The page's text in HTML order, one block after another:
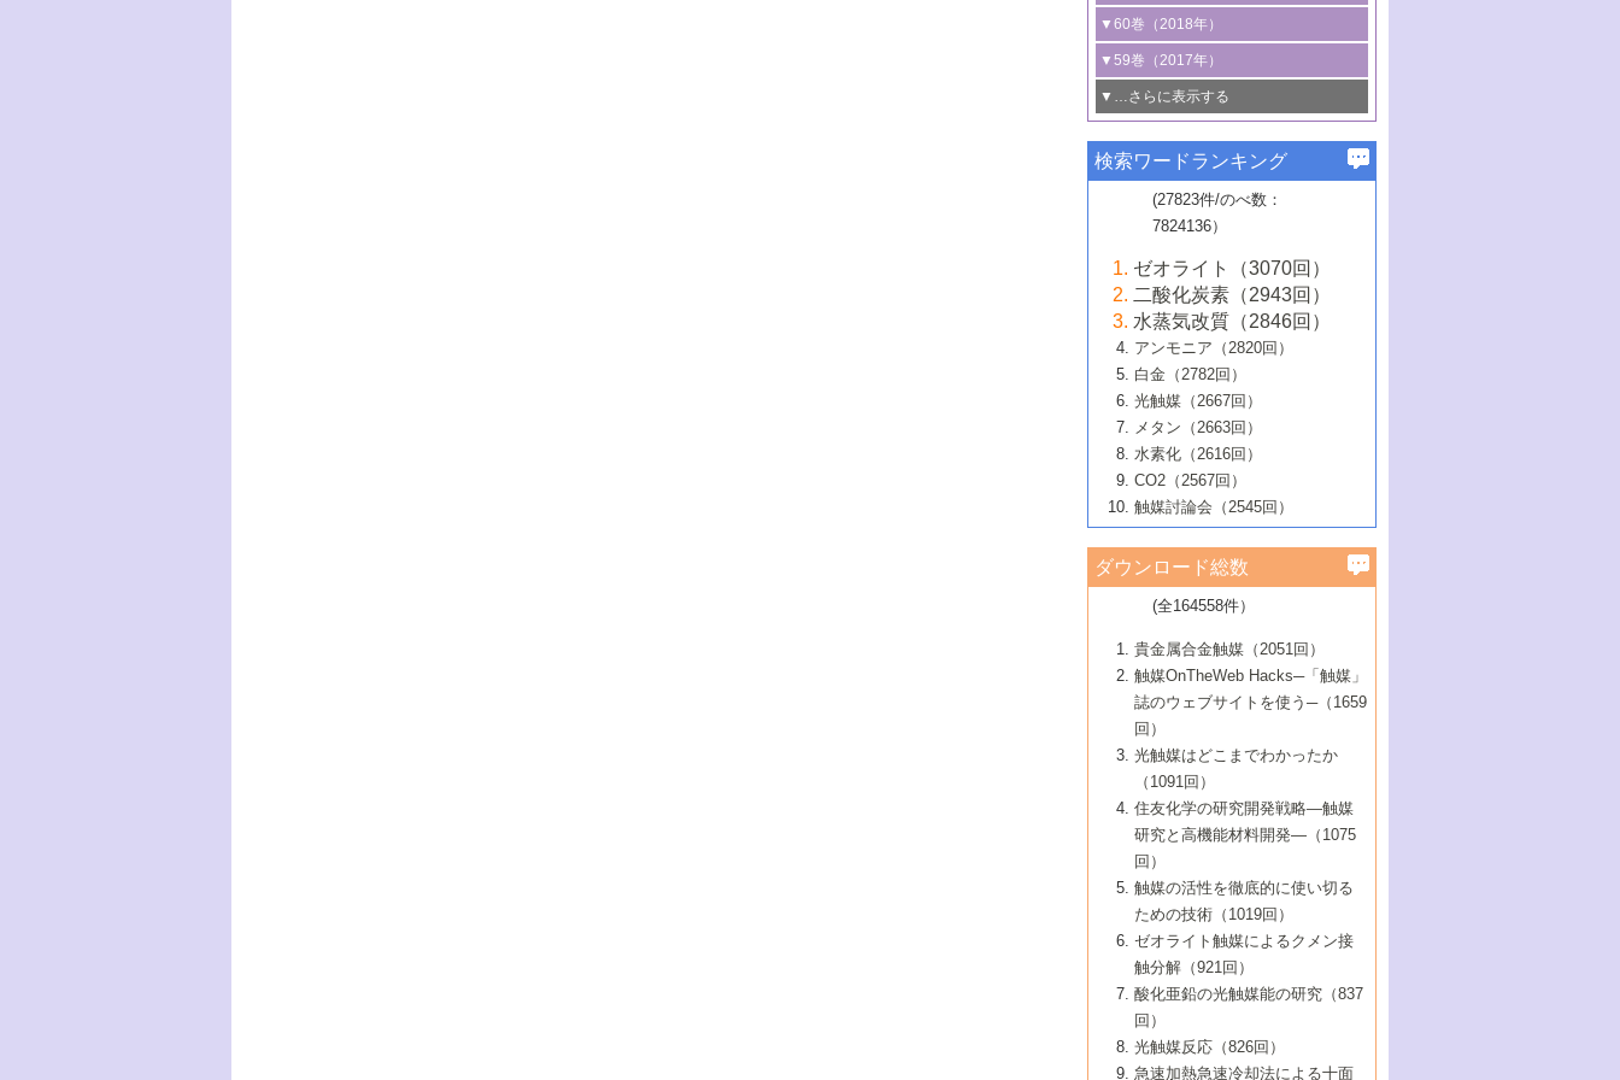
る非貴金属触媒の研究動向
5号 ゼオライトの合成と応用における研
究動向
6号 ヘテロ接合界面
B号 第135回触媒討論会（2025年）
線を利用した触媒解析技術の最先端
5号 単原子触媒
6号 参照触媒委員会からのお知らせ
B号 第133回触媒討論会（2023年）
4号 格子酸素・格子酸素欠陥を利用した
触媒反応
5号 生体触媒によるエネルギー変換反応
6号 窒素とリンの循環のための触媒・機
能性材料
3号 CO の排出削減および有効活用のた
めの触媒技術
4号 若手による情報発信企画～とびたて
若き触媒の研究者たち～（1）
若き触媒の研究者たち～（2）
6号 石油のノーブル・ユースを志向した
触媒技術
大学：オンライン・対面開催）
3号 特殊反応場を利用した触媒的分子変
換反応
4号 多孔質材料を用いた触媒の新展開
5号 情報学的手法を用いた触媒開発
6号 カーボンニュートラルに向けた電解
技術
B号 第127回触媒討論会（2021年・オン
ライン開催(Zoom)のみ）
タリゼーション
2号 機能化学品製造に資するクリーンな
触媒的酸化反応
3号 水処理のための触媒化学
4号 光触媒を用いた水分解の最新の研究
動向
5号 次世代の触媒プロセスを支えるマイ
6号 メタン転換技術の最新動向
B号 第125回触媒討論会（2020年・工学
院大学）
1号 物質移動制御に着目した触媒プロセ
ス開発
2号 CO2 フリー水素サプライチェーンに
関わる触媒開発動向
3号 精密高分子合成に関する最近の研究
動向
4号 バイオマス化成品製造のための触媒
5号 固体触媒による含窒素有機化合物変
換の最前線
6号 貴金属使用量低減に向けた自動車排
ガス浄化触媒の開発
B号 第123回触媒討論会（2019年・大阪
▼60巻（2018年）
1号 固体酸触媒の最新の研究動向
2号 二酸化炭素からの有用化学品合成
3号 ナノ粒子・クラスター触媒の最前線
4号 60周年記念企画
5号 進化するゼオライト合成技術
6号 非貴金属系触媒における電気化学的
B号 第121回触媒討論会（2018年・東京
大学）
▼59巻（2017年）
1号 いたるところに，触媒
最先端技術
3号 無機分離膜材料の開発と触媒反応プ
ロセスへの適用
5号 水素のふるまいを解き明かす最先端
研究
6号 低級アルカンの有効利用のための触
媒技術
B号 第119回触媒討論会（2017年・首都
大学東京）
▼…さらに表示する
1号 ユニークな構造の高分子を生み出す触
2号 リグニンからの化成品製造に向けた触
媒技術
3号 触媒研究の最先端～とびたて若き研究
者たち～（1）
4号 触媒研究の最先端～とびたて若き研究
者たち～（2）
5号 触媒研究の最先端～とびたて若き研究
者たち～（3）
6号 イオニクス材料と燃料電池・電解合成
の最新の研究動向
B号 第117回触媒討論会（2016年・大阪府
立大学）
▼57巻（2015年）
1号 水素キャリアにかかわる触媒技術の新
2号 石油精製用触媒の最近の進展
3号 固体酸化物形燃料電池（SOFC）におけ
るアノード触媒上での燃料直接改質技術
4号 コアシェル構造の制御による触媒機能
5号 工業触媒およびその周辺技術の最近の
進歩
6号 ナノシート
B号 第115回触媒討論会（2015年・成蹊大
▼56巻（2014年）
2号 光触媒反応機構に関する最新の研究動
向
開発動向
4号 人工光合成に向けた近年のアプローチ
5号 未利用熱エネルギーの有効活用に貢献
する触媒技術
6号 ポリオキソメタレート
B号 第113回触媒討論会（2014年・ロワジ
ールホテル豊橋）
1号 高耐久性燃料電池システム用触媒にお
ける新展開
2号 リビングラジカル重合の最近の動向
3号 天然ガスの化学工業的展開に関する触
媒技術
4号 貴金属触媒の精密構造制御とその活用
5号 バイオマス化成品製造のための固体触
6号 ナノ空間─吸着状態解析から新機能開拓
B号 第111回触媒討論会（2013年・関西大
▼54巻（2012年）
1号 規則性多孔体の利用技術における最近
の進歩
2号 第109回触媒討論会
3号 貴金属低減技術の最新動向
4号 貴金属代替技術の最新動向
5号 光触媒による物質変換反応の新展開
6号 グラフェン
7号 水素を利用する化成品合成の新潮流
▼53巻（2011年）
1号 金属学から見る合金触媒の新展開
2号 第107回触媒討論会
3号 触媒のその場観察法の進歩（１）
4号 触媒のその場観察法の進歩（２）
5号 不活性結合の触媒的活性化による有機
合成
6号 新しい固体酸触媒技術
7号 ゼオライト合成における最近の進歩
▼52巻（2010年）
1号 触媒の劣化対策と長寿命触媒開発
2号 第105回触媒討論会
3号 ナノ構造が拓く新機能
4号 活性サイトおよびその環境の精密な設
計による触媒の高機能化
5号 触媒を有効に使うための技術
7号 有機分子触媒による精密有機合成
8号 高機能化ポリオレフィンに向けた重合
触媒の最近の進展
1号 炭素材料－熱い注目を集める材料－
2号 第103回触媒討論会
3号 環境浄化用光触媒の現状と課題
4号 水素社会の実現に向けた水素製造・貯
蔵技術の進歩
5号 CO2が関わる触媒・材料
7号 持続可能社会実現のための触媒および
触媒関連技術
▼50巻（2008年）
1号 触媒化学と学会のこの10年，半世紀，
そして未来
2号 第101回触媒討論会
4号 錯体を利用したユニークな表面構造の
構築と機能
5号 若手会員による触媒研究の未来展望1：
企業編
6号 第102回触媒討論会
7号 触媒・化学反応における計算化学の進
8号 若手研究者による触媒研究の未来展望
2：大学・研究所編
▼49巻（2007年）
1号 含フッ素化合物の合成と触媒
2号 第99回触媒討論会
3号 実用的ファインケミカル合成プロセス
を実現する触媒
5号 こんな物質，あんな物質―新たな触媒
の可能性―
7号 『結晶の化学』を活かした触媒研究
8号 イオン液体の応用
▼48巻（2006年）
1号 固体酸触媒の最近の進歩
2号 第97回触媒討論会
3号 リビング重合触媒の最近の展開
5号 水素製造・貯蔵のための触媒技術の新
しい展開
6号 第98回触媒討論会
7号 基礎化学品製造の触媒技術
8号 多機能型リアクター
1号 最近の触媒担体とその効果
2号 第95回触媒討論会
4号 水分解用光触媒材料
5号 時間分解分光の進歩と応用
6号 第96回触媒討論会
8号 超臨界流体を用いた化学プロセスの新
▼46巻（2004年）
1号 部分酸化反応触媒の最前線
2号 第93回触媒討論会
3号 特殊エネルギー場の触媒反応
4号 生体内における金属の触媒作用
5号 ファインケミカルズの展開に寄与する
6号 第94回触媒討論会
7号 サブナノレベルでみた新しい表面現象
8号 オレフィン重合触媒の新たな展
▼45巻（2003年）
1号 なぜこの触媒が良いのか？
2号 第91回触媒討論会
3号 最近の自動車排ガス処理技術
4号 触媒研究の現状と将来─第90回触媒討論
5号 基礎化学品製造の触媒技術
6号 第92回触媒討論会
7号 基礎化学品製造の触媒技術
8号 資源の循環と触媒技術
▼44巻（2002年）
1号 高次制御された触媒の化学
2号 第89回触媒討論会
3号 触媒を利用した電気化学の新展開
4号 ナノ材料の調製と機能化
5号 こんな触媒が欲しい
6号 第90回触媒討論会
7号 触媒研究と学術雑誌/情報
8号 若い世代からみた触媒化学の現状と未
▼43巻（2001年）
1号 グリーンケミストリーと触媒
2号 第87回触媒討論会特集号
3号 生体触媒とバイオプロセス
4号 水素製造・利用の触媒化学
5号 触媒研究における新しい切り口：コン
ビナトリアルケミストリー
6号 第88回触媒討論会特集号
7号 企業における触媒研究のブレークスル
8号 この材料を触媒として使ってみません
▼42巻（2000年）
1号 触媒反応工学の明日を拓く
2号 第85回触媒討論会
3号 反応ダイナミクス
5号 触媒のおもしろさをどのように伝える
6号 第86回触媒討論会
7号 水素化精製触媒の新しい展開
8号 新しい反応性と機能性を目指した金属
クラスタ-化学
▼41巻（1999年）
1号 孔、穴、あな?-特異な空間とその利用-
2号 第83回触媒討論会
3号 均一系触媒反応最前線
4号 実用炭素材料の新展開
5号 研究の方法論を考える
7号 機能性金属材料と触媒
8号 触媒研究へのNMRの応用と展望
▼40巻（1998年）
進展と21世紀への提言/創立40周年記念・触
媒学会この10年の歩みとこれから/創立40周
2号 第81回触媒討論会
3号 計算機触媒化学へのさそい
4号 触媒劣化の制御と予測
5号 最新の実用プロセスと触媒
6号 第82回触媒討論会
1号 均一系と不均一系触媒反応-その特徴と
接点
2号 第79回触媒討論会
3号 最新NO除去触媒の実用化研究
4号 新しい反応場を目指した触媒調製
5号 反応・分離技術の新しい展開
6号 第80回触媒討論会
▼38巻（1996年）
1号 触媒の構造と触媒作用/C1化学を中心と
する21世紀への触媒
3号 オリンピックメダル:金・銀・銅はどん
な触媒作用を示すか
4号 触媒作用における機能の複合化
▼37巻（1995年）
1号 ファインケミカルズと固体触媒
2号 第75回触媒討論会
3号 希土類を利用した触媒
4号 触媒とリサイクル
5号 エネルギー変換触媒
▼36巻（1994年）
1号 電気化学と触媒
2号 第73回触媒討論会
3号 C4化学の展開
4号 《通常号》
▼35巻（1993年）
1号 工業触媒開発マニュアル―探索から工
業化まで
2号 第71回触媒討論会
▼34巻（1992年）
1号 インパクトを与えたこの研究
2号 第69回触媒討論会
▼33巻（1991年）
1号 触媒プロセス開発マニュアル―探索か
▼32巻（1990年）
検索ワードランキング
(27823件/のべ数：
7824136）
ゼオライト（3070回）
二酸化炭素（2943回）
水蒸気改質（2846回）
アンモニア（2820回）
白金（2782回）
光触媒（2667回）
メタン（2663回）
水素化（2616回）
CO2（2567回）
触媒討論会（2545回）
ダウンロード総数
(全164558件）
貴金属合金触媒（2051回）
触媒OnTheWeb Hacks─「触媒」
誌のウェブサイトを使う─（1659
回）
光触媒はどこまでわかったか
（1091回）
住友化学の研究開発戦略―触媒
研究と高機能材料開発―（1075
回）
触媒の活性を徹底的に使い切る
ための技術（1019回）
ゼオライト触媒によるクメン接
触分解（921回）
酸化亜鉛の光触媒能の研究（837
回）
光触媒反応（826回）
急速加熱急速冷却法による十面